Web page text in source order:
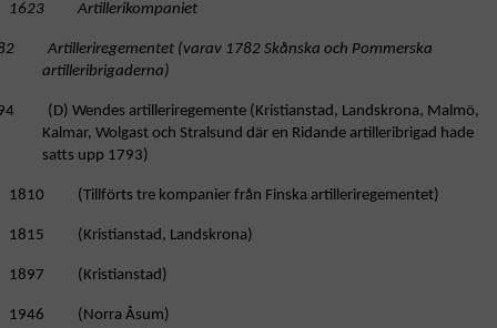
1623 Artillerikompaniet
Artilleriregementet (varav 1782 Skånska och Pommerska
artilleribrigaderna)
(D) Wendes artilleriregemente (Kristianstad, Landskrona, Malmö,
Kalmar, Wolgast och Stralsund där en Ridande artilleribrigad hade
satts upp 1793)
1810 (Tillförts tre kompanier från Finska artilleriregementet)
1815 (Kristianstad, Landskrona)
1897 (Kristianstad)
1946 (Norra Åsum)